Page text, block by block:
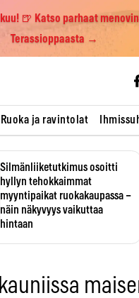
🍺 Katso parhaat
Terassioppaasta →
Ruoka ja ravintolat
Silmänliiketutkimus osoitti
hyllyn tehokkaimmat
myyntipaikat ruokakaupassa –
näin näkyvyys vaikuttaa
hintaan